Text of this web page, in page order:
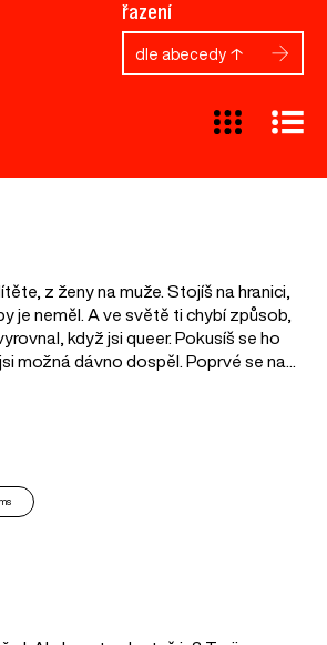
řazení
dle abecedy ↑
z ženy na muže. Stojíš na hranici,
je neměl. A ve světě ti chybí způsob,
když jsi queer. Pokusíš se ho
možná dávno dospěl. Poprvé se na...